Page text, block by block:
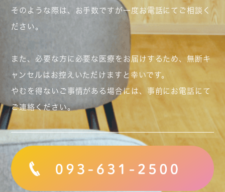
そのような際は、お手数ですが一度お電話にてご相談く
ださい。
また、必要な方に必要な医療をお届けするため、無断キ
ャンセルはお控えいただけますと幸いです。
やむを得ないご事情がある場合には、事前にお電話にて
ご連絡ください。